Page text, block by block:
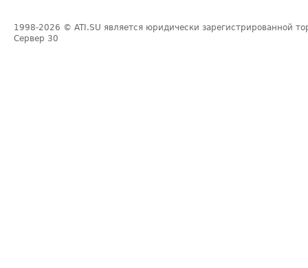
1998-2026 © ATI.SU является юридически зарегистрированной
Сервер 30